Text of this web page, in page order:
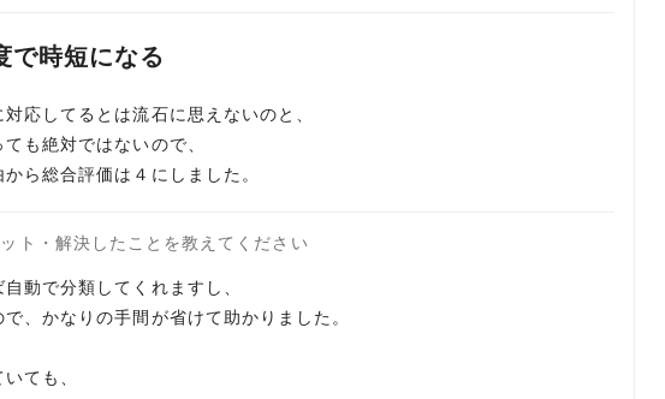
で時短になる
応してるとは流石に思えないのと、
も絶対ではないので、
ら総合評価は４にしました。
ト・解決したことを教えてください
動で分類してくれますし、
、かなりの手間が省けて助かりました。
ても、